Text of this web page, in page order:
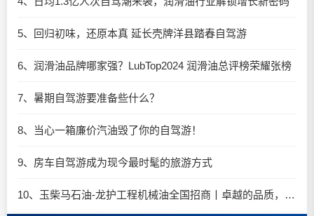
5、回归初味，还原本真 延长壳牌洋县踏春自驾游
6、润滑油品牌哪家强？LubTop2024 润滑油总评榜荣耀张榜
7、暑期自驾游要准备些什么？
8、当心一箱廉价汽油毁了你的自驾游！
9、房车自驾游成为现今最时髦的旅游方式
10、玉柴马石油-龙护工程机械油全国招商丨卓越的品质，专业的品牌！